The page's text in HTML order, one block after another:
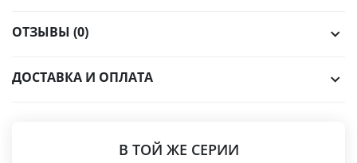
ОТЗЫВЫ (0)
ДОСТАВКА И ОПЛАТА
В ТОЙ ЖЕ СЕРИИ